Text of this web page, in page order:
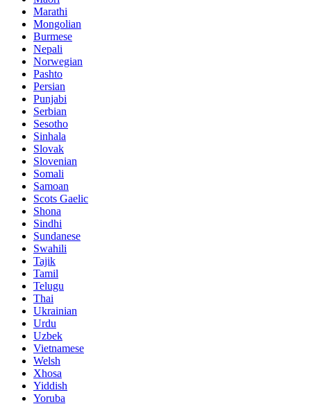
Marathi
Mongolian
Burmese
Nepali
Norwegian
Pashto
Persian
Punjabi
Serbian
Sesotho
Sinhala
Slovak
Slovenian
Somali
Samoan
Scots Gaelic
Shona
Sindhi
Sundanese
Swahili
Tajik
Tamil
Telugu
Thai
Ukrainian
Urdu
Uzbek
Vietnamese
Welsh
Xhosa
Yiddish
Yoruba